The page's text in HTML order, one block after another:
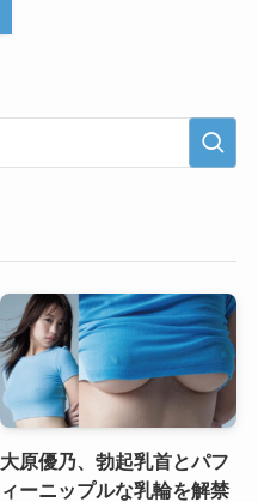
大原優乃、勃起乳首とパフ
ィーニップルな乳輪を解禁